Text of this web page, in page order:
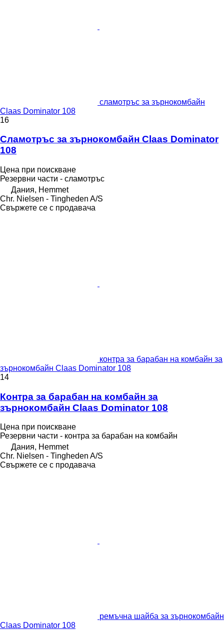
сламотръс за зърнокомбайн
Claas Dominator 108
16
Сламотръс за зърнокомбайн Claas Dominator
108
Цена при поискване
Резервни части - сламотръс
Дания, Hemmet
Chr. Nielsen - Tingheden A/S
Свържете се с продавача
контра за барабан на комбайн за
зърнокомбайн Claas Dominator 108
14
Контра за барабан на комбайн за
зърнокомбайн Claas Dominator 108
Цена при поискване
Резервни части - контра за барабан на комбайн
Дания, Hemmet
Chr. Nielsen - Tingheden A/S
Свържете се с продавача
ремъчна шайба за зърнокомбайн
Claas Dominator 108